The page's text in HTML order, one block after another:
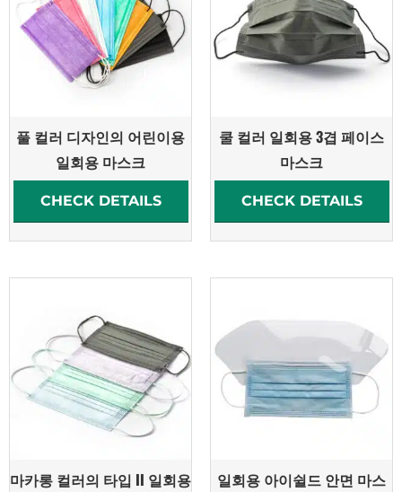
풀 컬러 디자인의 어린이용
일회용 마스크
CHECK DETAILS
쿨 컬러 일회용 3겹 페이스
마스크
CHECK DETAILS
마카롱 컬러의 타입 II 일회용
일회용 아이쉴드 안면 마스